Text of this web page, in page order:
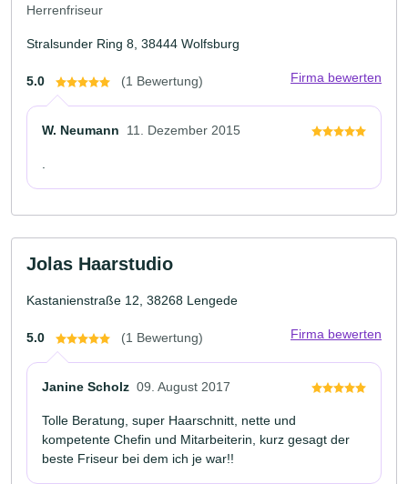
Herrenfriseur
Stralsunder Ring 8, 38444 Wolfsburg
5.0 (1 Bewertung) Firma bewerten
W. Neumann 11. Dezember 2015
Jolas Haarstudio
Kastanienstraße 12, 38268 Lengede
5.0 (1 Bewertung) Firma bewerten
Janine Scholz 09. August 2017
Tolle Beratung, super Haarschnitt, nette und
kompetente Chefin und Mitarbeiterin, kurz gesagt der
beste Friseur bei dem ich je war!!